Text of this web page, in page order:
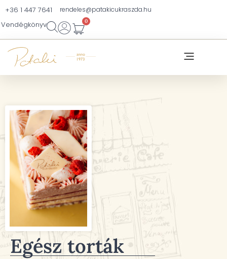
+36 1 447 7641 rendeles@patakicukraszda.hu
Vendégkönyv 0
Egész torták